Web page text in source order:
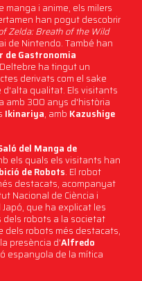
i anime, els milers
han pogut descobrir
Zelda: Breath of the Wild
de Nintendo. També han
de Gastronomia
ha tingut un
derivats com el sake
qualitat. Els visitants
amb 300 anys d'història
Ikinariya, amb Kazushige
del Manga de
els quals els visitants han
de Robots. El robot
destacats, acompanyat
Nacional de Ciència i
que ha explicat les
robots a la societat
dels robots més destacats,
presència d'Alfredo
espanyola de la mítica